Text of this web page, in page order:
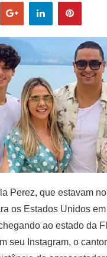
Perez, que estavam
os Estados Unidos
ao estado da
seu Instagram, o